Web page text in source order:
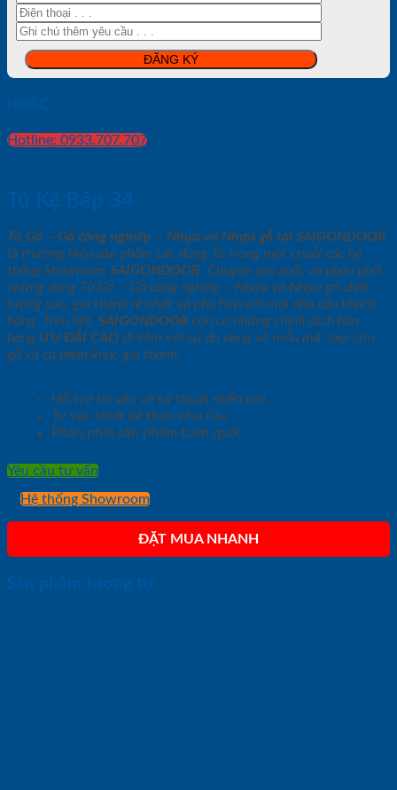
HOẶC
Hotline: 0933.707.707
Tủ Kệ Bếp 34
Tủ Gỗ – Gỗ công nghiêp – Nhựa và Nhựa gỗ tại SAIGONDOOR
là thương hiệu sản phẩm các dòng Tủ trong một chuỗi các hệ
thống Showroom SAIGONDOOR. Chuyên sản xuất và phân phối
những dòng Tủ Gỗ – Gỗ công nghiêp – Nhựa và Nhựa gỗ chất
lượng cao, giá thành rẻ nhất và phù hợp với mọi nhu cầu khách
hàng. Trên hết, SAIGONDOOR còn có những chính sách bán
hàng ƯU ĐÃI CAO đi kèm với sự đa dạng về mẫu mã, loại cửa
gỗ và cả phân khúc giá thành.
Hỗ trợ tư vấn về kỹ thuật miễn phí
Tư vấn thiết kế theo nhu cầu
Phân phối sản phẩm toàn quốc
Yêu cầu tư vấn
Hệ thống Showroom
ĐẶT MUA NHANH
Sản phẩm tương tự